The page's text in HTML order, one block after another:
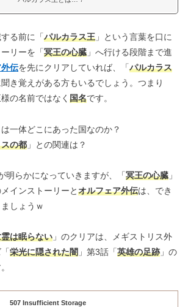
る前に「パルカラス王 」という言葉を口に
リーを「冥王の心臓 」へ行ける段階まで進
伝を先にクリアしていれば、「パルカラス
聞き覚えがある方もいるでしょう。つまり
様の名前ではなく 国名です。
は一体どこにあった国なのか？
の都 」との関連は？
明らかになっていきますが、「冥王の心臓 」
インストーリーとオルフェア外伝は、でき
しょうｗ
は眠らない 」のクリアは、メギストリス外
栄光に隠された闇 」第3話「英雄の足跡 」の
507 Insufficient Storage